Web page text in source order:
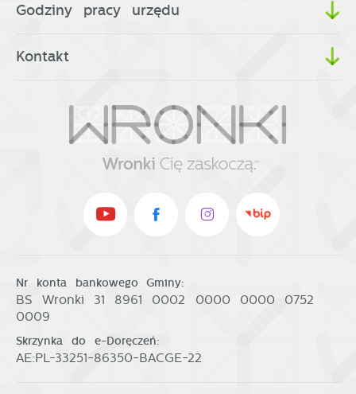
Godziny pracy urzędu
Kontakt
Nr konta bankowego Gminy:
BS Wronki 31 8961 0002 0000 0000 0752
0009
Skrzynka do e-Doręczeń:
AE:PL-33251-86350-BACGE-22